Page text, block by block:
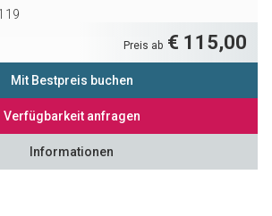
Preis ab € 115,00
Mit Bestpreis buchen
Verfügbarkeit anfragen
Informationen